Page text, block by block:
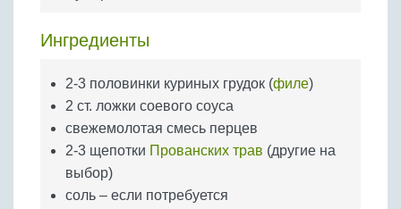
Яйца
Ингредиенты
2-3 половинки куриных грудок (филе)
2 ст. ложки соевого соуса
свежемолотая смесь перцев
2-3 щепотки Прованских трав (другие на
выбор)
соль – если потребуется